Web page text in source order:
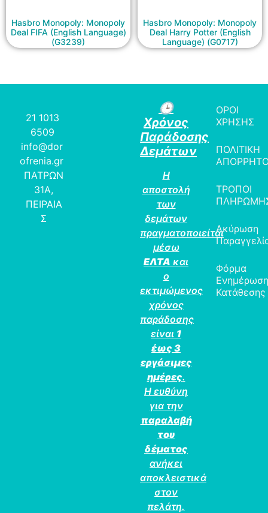
Hasbro Monopoly: Monopoly
Deal FIFA (English Language)
(G3239)
Hasbro Monopoly: Monopoly
Deal Harry Potter (English
Language) (G0717)
21 1013
6509
info@dor
ofrenia.gr
ΠΑΤΡΩΝ
31Α,
ΠΕΙΡΑΙΑ
Σ
🕒
Χρόνος
Παράδοσης
Δεμάτων
Η
αποστολή
των
δεμάτων
πραγματοποιείται
μέσω
ΕΛΤΑ και
ο
εκτιμώμενος
χρόνος
παράδοσης
είναι 1
έως 3
εργάσιμες
ημέρες.
Η ευθύνη
για την
παραλαβή
του
δέματος
ανήκει
αποκλειστικά
στον
πελάτη.
ΟΡΟΙ
ΧΡΗΣΗΣ
ΠΟΛΙΤΙΚΗ
ΤΡΟΠΟΙ
Ακύρωση
Φόρμα
Κατάθεσης